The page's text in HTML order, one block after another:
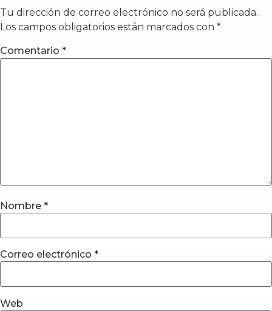
Tu dirección de correo electrónico no será publicada.
Los campos obligatorios están marcados con *
Comentario *
Nombre *
Correo electrónico *
Web